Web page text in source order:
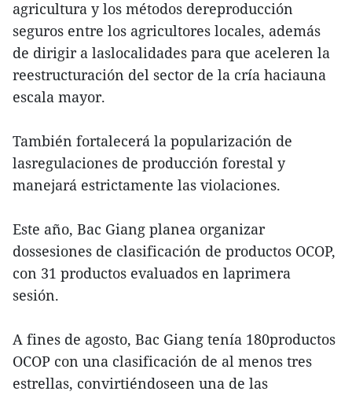
agricultura y los métodos dereproducción
seguros entre los agricultores locales, además
de dirigir a laslocalidades para que aceleren la
reestructuración del sector de la cría haciauna
escala mayor.
También fortalecerá la popularización de
lasregulaciones de producción forestal y
manejará estrictamente las violaciones.
Este año, Bac Giang planea organizar
dossesiones de clasificación de productos OCOP,
con 31 productos evaluados en laprimera
sesión.
A fines de agosto, Bac Giang tenía 180productos
OCOP con una clasificación de al menos tres
estrellas, convirtiéndoseen una de las